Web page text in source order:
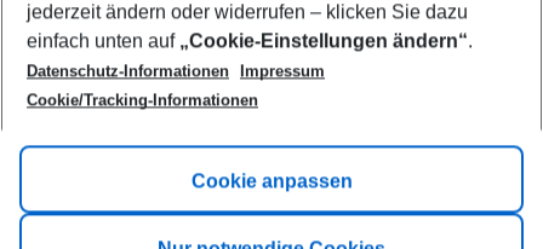
Footer
Footer navigation
Title A
Link A
jederzeit ändern oder widerrufen – klicken Sie dazu
einfach unten auf „Cookie-Einstellungen ändern“.
Datenschutz-Informationen
Impressum
Cookie/Tracking-Informationen
Cookie anpassen